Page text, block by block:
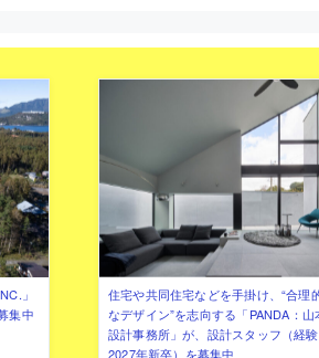
」
集中
住宅や共同住宅などを手掛け、“合理
なデザイン”を志向する「PANDA：
設計事務所」が、設計スタッフ（経
2027年新卒）を募集中